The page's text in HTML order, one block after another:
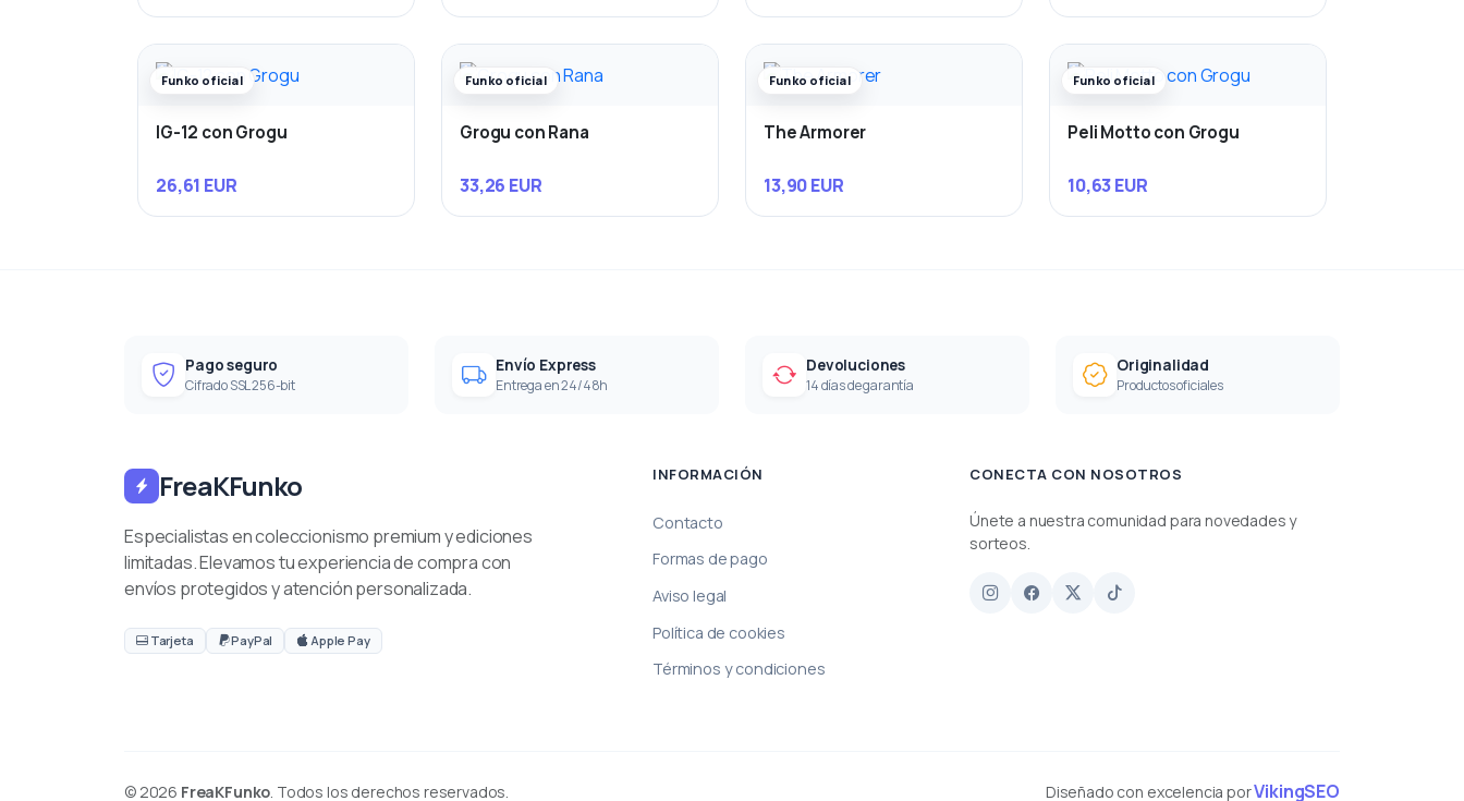
Funko oficial
IG-12 con Grogu
26,61 EUR
Funko oficial
Grogu con Rana
33,26 EUR
Funko oficial
The Armorer
13,90 EUR
Funko oficial
Peli Motto con Grogu
10,63 EUR
Pago seguro
Cifrado SSL 256-bit
Envío Express
Entrega en 24/48h
Devoluciones
14 días de garantía
Originalidad
Productos oficiales
FreaKFunko
Especialistas en coleccionismo premium y ediciones
limitadas. Elevamos tu experiencia de compra con
envíos protegidos y atención personalizada.
Tarjeta PayPal Apple Pay
INFORMACIÓN
Contacto
Formas de pago
Aviso legal
Política de cookies
Términos y condiciones
CONECTA CON NOSOTROS
Únete a nuestra comunidad para novedades y
sorteos.
© 2026 FreaKFunko . Todos los derechos reservados. Diseñado con excelencia porVikingSEO